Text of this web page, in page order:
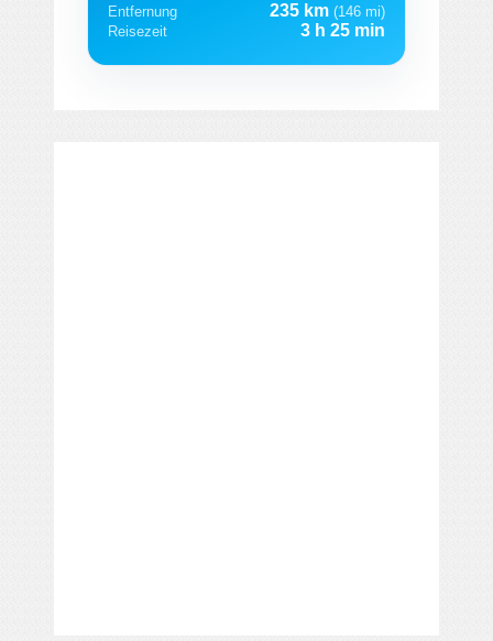
Entfernung 235 km (146 mi)
Reisezeit
3 h 25 min